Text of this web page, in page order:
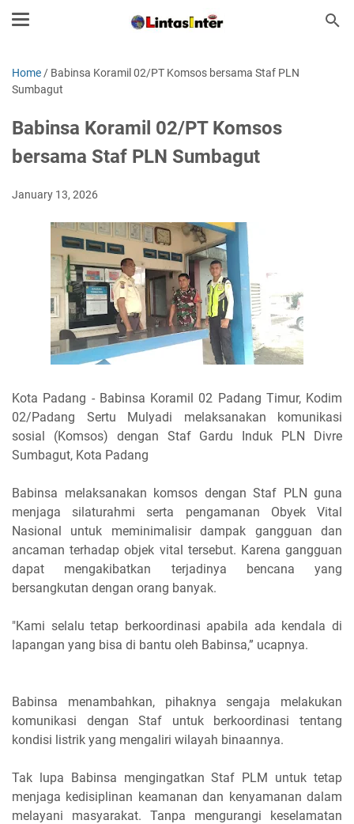
Home / Babinsa Koramil 02/PT Komsos bersama Staf PLN
Sumbagut
Babinsa Koramil 02/PT Komsos
bersama Staf PLN Sumbagut
January 13, 2026
Kota Padang - Babinsa Koramil 02 Padang Timur, Kodim
02/Padang Sertu Mulyadi melaksanakan komunikasi
sosial (Komsos) dengan Staf Gardu Induk PLN Divre
Sumbagut, Kota Padang
Babinsa melaksanakan komsos dengan Staf PLN guna
menjaga silaturahmi serta pengamanan Obyek Vital
Nasional untuk meminimalisir dampak gangguan dan
ancaman terhadap objek vital tersebut. Karena gangguan
dapat mengakibatkan terjadinya bencana yang
bersangkutan dengan orang banyak.
"Kami selalu tetap berkoordinasi apabila ada kendala di
lapangan yang bisa di bantu oleh Babinsa,” ucapnya.
Babinsa menambahkan, pihaknya sengaja melakukan
komunikasi dengan Staf untuk berkoordinasi tentang
kondisi listrik yang mengaliri wilayah binaannya.
Tak lupa Babinsa mengingatkan Staf PLM untuk tetap
menjaga kedisiplinan keamanan dan kenyamanan dalam
melayani masyarakat. Tanpa mengurangi keselamatan